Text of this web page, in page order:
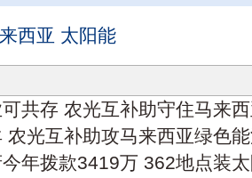
西亚 太阳能
共存 农光互补助守住马来
农光互补助攻马来西亚绿色
年拨款3419万 362地点装